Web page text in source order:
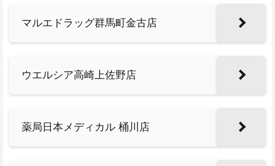
マルエドラッグ群馬町金古店
ウエルシア高崎上佐野店
薬局日本メディカル 桶川店